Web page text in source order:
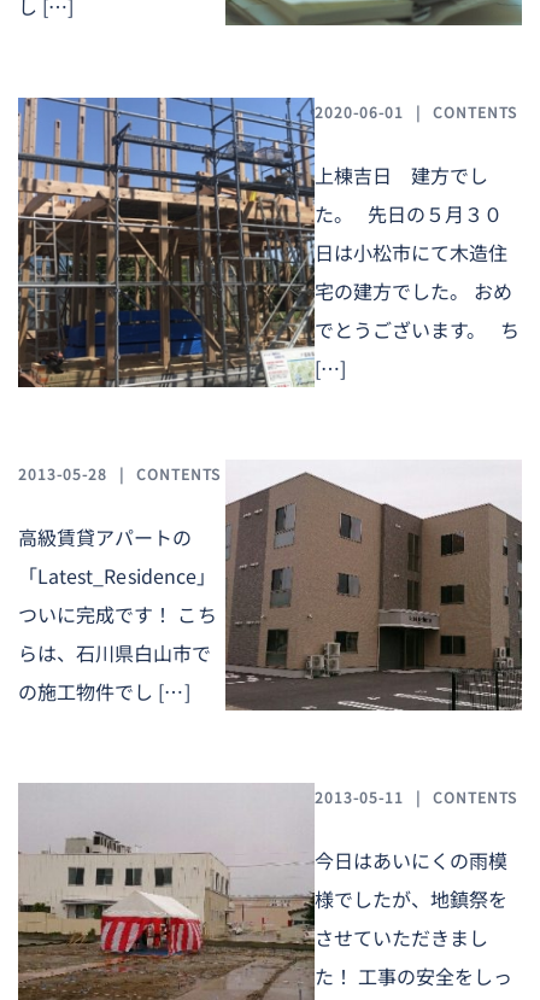
し […]
2020-06-01 CONTENTS
上棟吉日 建方でし
た。 先日の５月３０
日は小松市にて木造住
宅の建方でした。 おめ
でとうございます。 ち
[…]
2013-05-28 CONTENTS
高級賃貸アパートの
「Latest_Residence」
ついに完成です！ こち
らは、石川県白山市で
の施工物件でし […]
2013-05-11 CONTENTS
今日はあいにくの雨模
様でしたが、地鎮祭を
させていただきまし
た！ 工事の安全をしっ